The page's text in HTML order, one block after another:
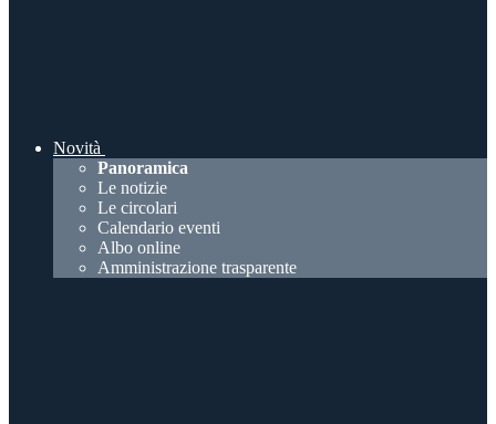
Novità
Panoramica
Le notizie
Le circolari
Calendario eventi
Albo online
Amministrazione trasparente